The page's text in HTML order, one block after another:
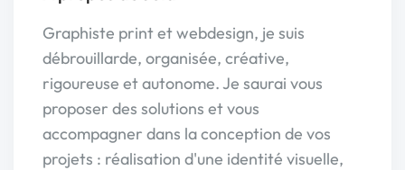
Graphiste print et webdesign, je suis
débrouillarde, organisée, créative,
rigoureuse et autonome. Je saurai vous
proposer des solutions et vous
accompagner dans la conception de vos
projets : réalisation d'une identité visuelle,